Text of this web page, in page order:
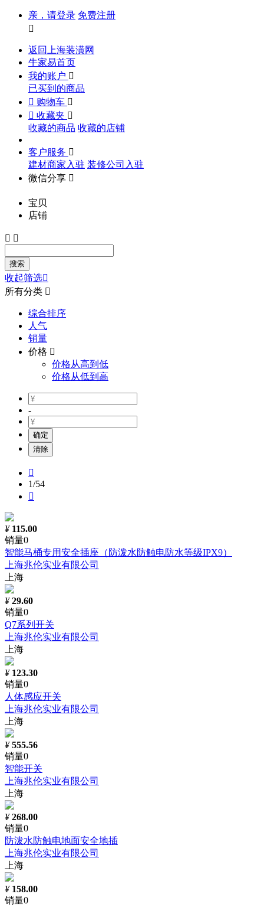
亲，请登录 免费注册

返回上海装潢网
牛家易首页
我的账户 
已买到的商品
 购物车 
 收藏夹 
收藏的商品 收藏的店铺
客户服务 
建材商家入驻 装修公司入驻
微信分享 
宝贝
店铺
 
搜索
收起筛选
所有分类 
综合排序
人气
销量
价格 
价格从高到低
价格从低到高
-
确定
清除

1/54

¥ 115.00
销量0
智能马桶专用安全插座（防泼水防触电防水等级IPX9）
上海兆伦实业有限公司
上海
¥ 29.60
销量0
Q7系列开关
上海兆伦实业有限公司
上海
¥ 123.30
销量0
人体感应开关
上海兆伦实业有限公司
上海
¥ 555.56
销量0
智能开关
上海兆伦实业有限公司
上海
¥ 268.00
销量0
防泼水防触电地面安全地插
上海兆伦实业有限公司
上海
¥ 158.00
销量0